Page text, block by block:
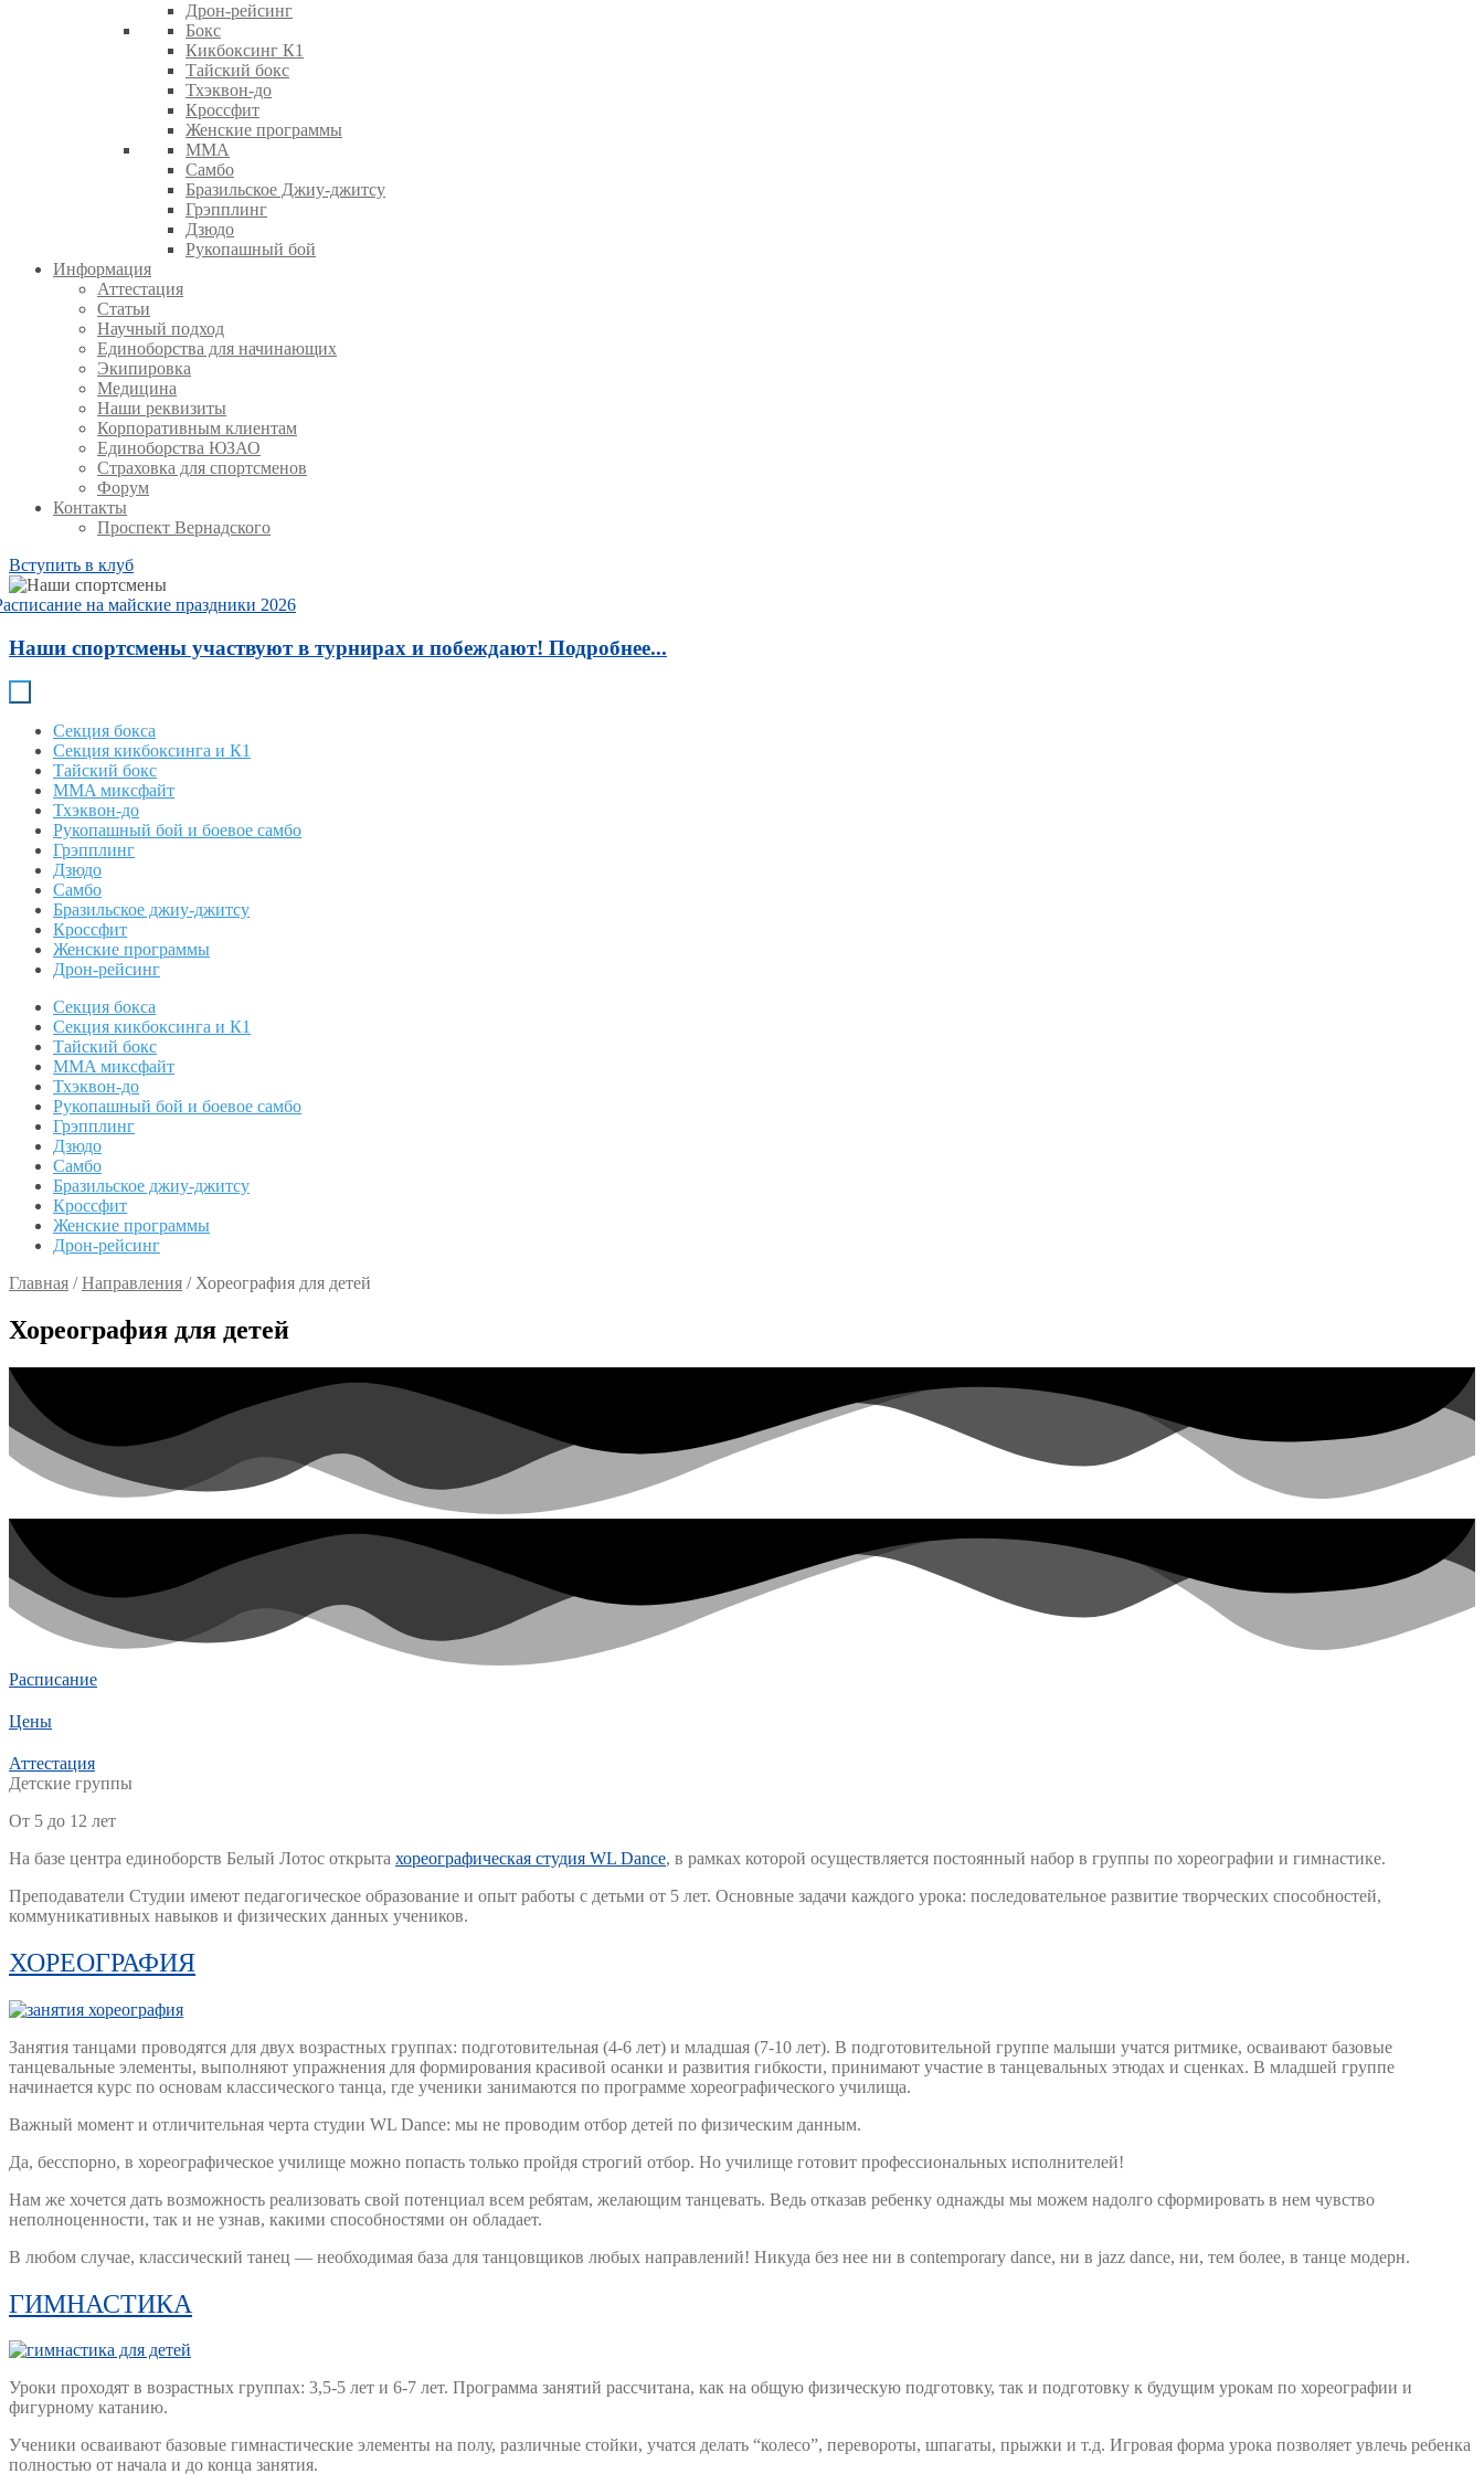
Дрон-рейсинг
Бокс
Кикбоксинг К1
Тайский бокс
Тхэквон-до
Кроссфит
Женские программы
ММА
Самбо
Бразильское Джиу-джитсу
Грэпплинг
Дзюдо
Рукопашный бой
Информация
Аттестация
Статьи
Научный подход
Единоборства для начинающих
Экипировка
Медицина
Наши реквизиты
Корпоративным клиентам
Единоборства ЮЗАО
Страховка для спортсменов
Форум
Контакты
Проспект Вернадского
Вступить в клуб
на майские праздники 2026
Наши спортсмены участвуют в турнирах и побеждают! Подробнее...
Секция бокса
Секция кикбоксинга и К1
Тайский бокс
MMA миксфайт
Тхэквон-до
Рукопашный бой и боевое самбо
Грэпплинг
Дзюдо
Самбо
Бразильское джиу-джитсу
Кроссфит
Женские программы
Дрон-рейсинг
Секция бокса
Секция кикбоксинга и К1
Тайский бокс
MMA миксфайт
Тхэквон-до
Рукопашный бой и боевое самбо
Грэпплинг
Дзюдо
Самбо
Бразильское джиу-джитсу
Кроссфит
Женские программы
Дрон-рейсинг
Главная /Направления /Хореография для детей
Хореография для детей
Расписание
Цены
Аттестация
Детские группы
От 5 до 12 лет
На базе центра единоборств Белый Лотос открыта хореографическая студия WL Dance, в рамках которой осуществляется постоянный набор в группы по хореографии и гимнастике.
Преподаватели Студии имеют педагогическое образование и опыт работы с детьми от 5 лет. Основные задачи каждого урока: последовательное развитие творческих способностей,
коммуникативных навыков и физических данных учеников.
ХОРЕОГРАФИЯ
Занятия танцами проводятся для двух возрастных группах: подготовительная (4-6 лет) и младшая (7-10 лет). В подготовительной группе малыши учатся ритмике, осваивают базовые
танцевальные элементы, выполняют упражнения для формирования красивой осанки и развития гибкости, принимают участие в танцевальных этюдах и сценках. В младшей группе
начинается курс по основам классического танца, где ученики занимаются по программе хореографического училища.
Важный момент и отличительная черта студии WL Dance: мы не проводим отбор детей по физическим данным.
Да, бесспорно, в хореографическое училище можно попасть только пройдя строгий отбор. Но училище готовит профессиональных исполнителей!
Нам же хочется дать возможность реализовать свой потенциал всем ребятам, желающим танцевать. Ведь отказав ребенку однажды мы можем надолго сформировать в нем чувство
неполноценности, так и не узнав, какими способностями он обладает.
В любом случае, классический танец — необходимая база для танцовщиков любых направлений! Никуда без нее ни в contemporary dance, ни в jazz dance, ни, тем более, в танце модерн.
ГИМНАСТИКА
Уроки проходят в возрастных группах: 3,5-5 лет и 6-7 лет. Программа занятий рассчитана, как на общую физическую подготовку, так и подготовку к будущим урокам по хореографии и
фигурному катанию.
Ученики осваивают базовые гимнастические элементы на полу, различные стойки, учатся делать “колесо”, перевороты, шпагаты, прыжки и т.д. Игровая форма урока позволяет увлечь ребенка
полностью от начала и до конца занятия.